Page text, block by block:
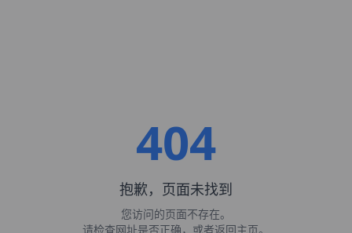
404
抱歉，页面未找到
您访问的页面不存在。
请检查网址是否正确，或者返回主页。